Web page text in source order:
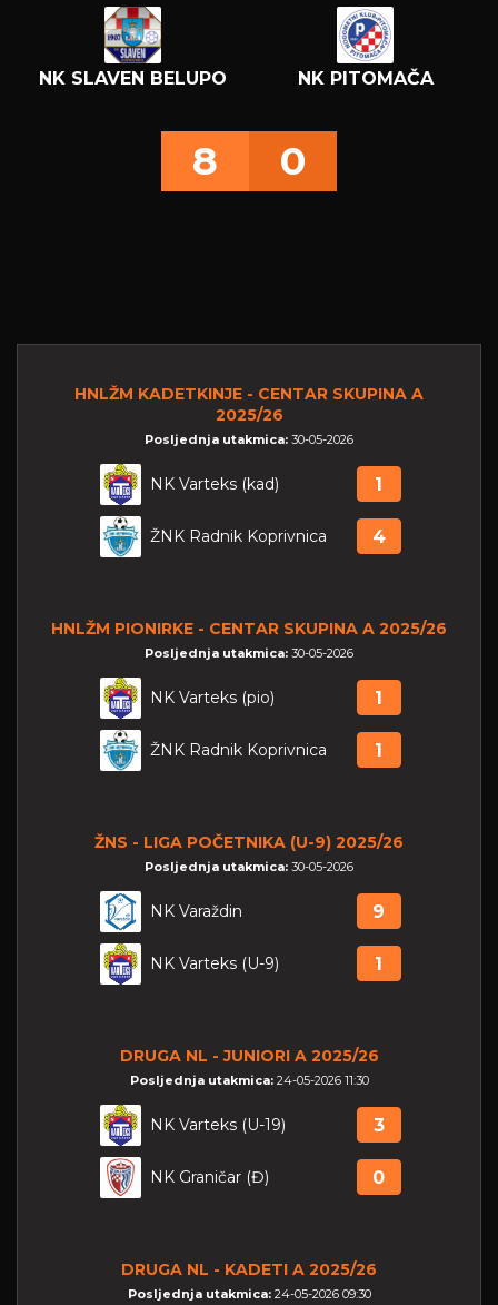
NK SLAVEN BELUPO NK PITOMAČA
8 0
HNLŽM KADETKINJE - CENTAR SKUPINA A
2025/26
Posljednja utakmica: 30-05-2026
NK Varteks (kad) 1
ŽNK Radnik Koprivnica 4
HNLŽM PIONIRKE - CENTAR SKUPINA A 2025/26
Posljednja utakmica: 30-05-2026
NK Varteks (pio) 1
ŽNK Radnik Koprivnica 1
ŽNS - LIGA POČETNIKA (U-9) 2025/26
Posljednja utakmica: 30-05-2026
NK Varaždin 9
NK Varteks (U-9) 1
DRUGA NL - JUNIORI A 2025/26
Posljednja utakmica: 24-05-2026 11:30
NK Varteks (U-19) 3
NK Graničar (Đ) 0
DRUGA NL - KADETI A 2025/26
Posljednja utakmica: 24-05-2026 09:30